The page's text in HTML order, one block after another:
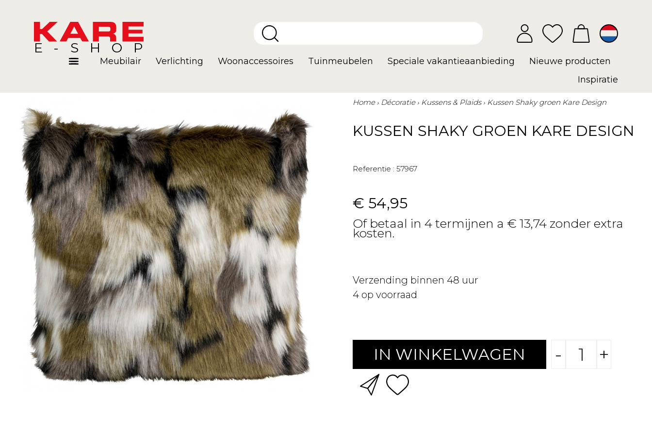
E-SHOP
Kamers
Meubilair Verlichting Woonaccessoires Tuinmeubelen Speciale vakantieaanbieding
Nieuwe producten
Inspiratie
Home Décoratie Kussens & Plaids Kussen Shaky groen Kare Design
KUSSEN SHAKY GROEN KARE DESIGN
Referentie : 57967
€ 54,95
Of betaal in 4 termijnen a € 13,74 zonder extra
kosten.
Verzending binnen 48 uur
4 op voorraad
IN WINKELWAGEN - +